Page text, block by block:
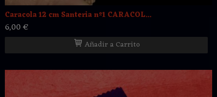
Caracola 12 cm Santeria nº1 CARACOL...
6,00 €
Añadir a Carrito